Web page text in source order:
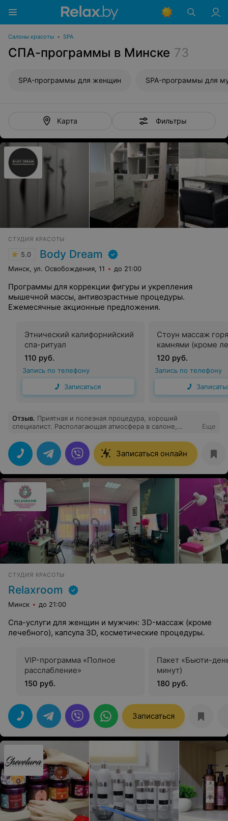
Салоны красоты • SPA
СПА-программы в Минске 73
SPA-программы для женщин SPA-программы для
Карта Фильтры
СТУДИЯ КРАСОТЫ
5.0 Body Dream
Минск, ул. Освобождения, 11 до 21:00
Программы для коррекции фигуры и укрепления
мышечной массы, антивозрастные процедуры.
Ежемесячные акционные предложения.
Этнический калифорнийский
спа-ритуал
110 руб.
Запись по телефону
Записаться
Стоун массаж
камнями (кроме
120 руб.
Запись по телефону
Отзыв. Приятная и полезная процедура, хороший
специалист. Располагающая атмосфера в салоне,
Еще
Записаться онлайн
СТУДИЯ КРАСОТЫ
Relaxroom
Минск до 21:00
Спа-услуги для женщин и мужчин: 3D-массаж (кроме
лечебного), капсула 3D, косметические процедуры.
VIP-программа «Полное
расслабление»
150 руб.
Пакет «Бьюти-
минут)
180 руб.
Записаться